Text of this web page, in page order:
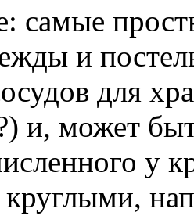
самые
и
для
и, может
у